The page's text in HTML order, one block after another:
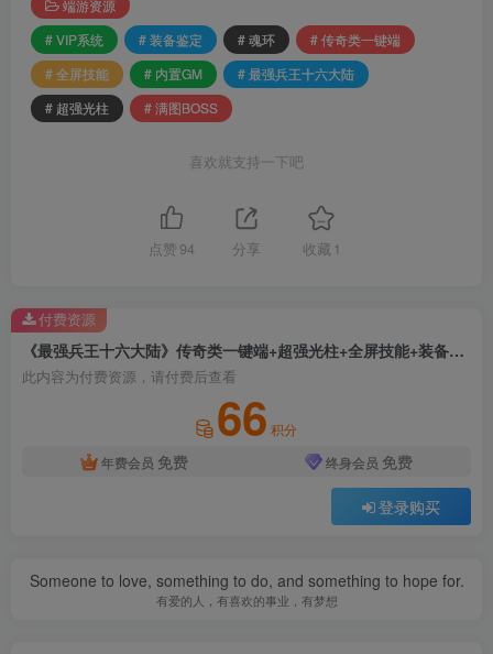
端游资源
# VIP系统
# 装备鉴定 # 魂环
# 传奇类一键端
# 全屏技能
# 内置GM
# 最强兵王十六大陆
# 超强光柱
# 满图BOSS
喜欢就支持一下吧
点赞 94 分享 收藏 1
《最强兵王十六大陆》传奇类一键端+超强光柱+全屏技能+装备鉴定+魂环+VIP系统+满图BOSS+内置GM
此内容为付费资源，请付费后查看
66 积分
年费会员 免费 终身会员 免费
登录购买
付费资源
Someone to love, something to do, and something to hope for.
有爱的人，有喜欢的事业，有梦想